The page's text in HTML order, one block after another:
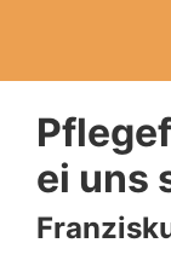
ei uns